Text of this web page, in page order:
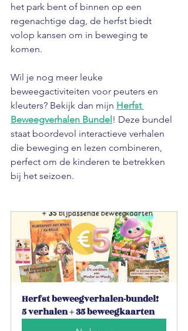
het park bent of binnen op een
regenachtige dag, de herfst biedt
volop kansen om in beweging te
komen.
Wil je nog meer leuke
beweegactiviteiten voor peuters en
kleuters? Bekijk dan mijn Herfst
Beweegverhalen Bundel! Deze bundel
staat boordevol interactieve verhalen
die beweging en lezen combineren,
perfect om de kinderen te betrekken
bij het seizoen.
Herfst beweegverhalen-bundel!
5 verhalen + 35 beweegkaarten